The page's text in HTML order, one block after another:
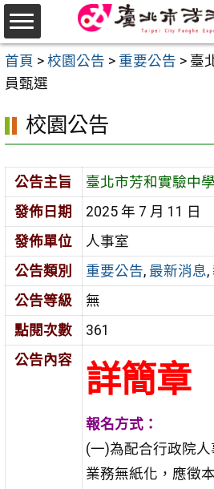
跳
至
主
要
區
首頁 > 校園公告 > 重要公告 > 臺
員甄選
校園公告
公告主旨
臺北市芳和實驗中
發佈日期
2025 年 7 月 11 日
發佈單位
人事室
公告類別
重要公告, 最新消息,
公告等級
無
點閱次數
361
公告內容
詳簡章
報名方式：
(一)為配合行政院
業務無紙化，應徵
選
單